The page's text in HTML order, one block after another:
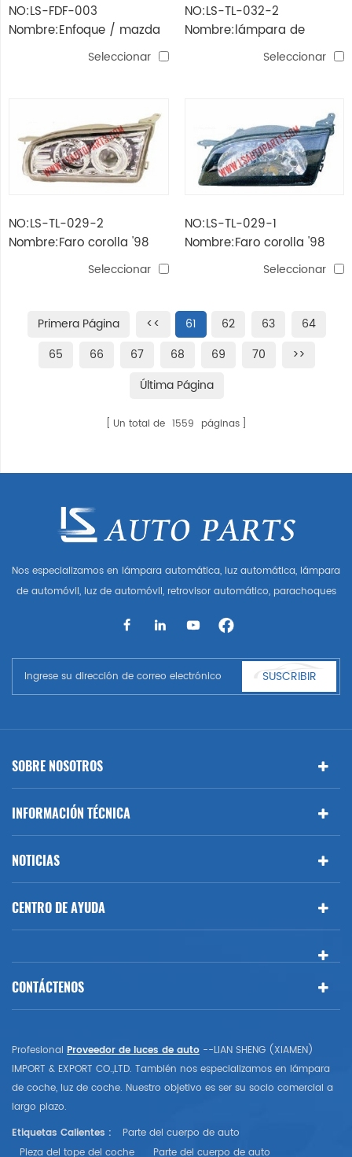
NO:LS-FDF-003
Nombre:Enfoque / mazda
3 ventilador del radiador
Seleccionar
NO:LS-TL-032-2
Nombre:lámpara de
esquina Corolla '98 negra
Seleccionar
NO:LS-TL-029-2
Nombre:Faro corolla '98
Seleccionar
NO:LS-TL-029-1
Nombre:Faro corolla '98
Seleccionar
Primera Página << 61 62 63
64
65
66 67 68 69 70
>>
Última Página
Un total de 1559 páginas
Nos especializamos en lámpara automática, luz automática, lámpara
de automóvil, luz de automóvil, retrovisor automático, parachoques
automático, parte del cuerpo automática, etc. y accesorios de
Benz, BMW
SUSCRIBIR
SOBRE NOSOTROS
INFORMACIÓN TÉCNICA
NOTICIAS
CENTRO DE AYUDA
CONTÁCTENOS
Profesional Proveedor de luces de auto --LIAN SHENG (XIAMEN)
IMPORT & EXPORT CO.,LTD. También nos especializamos en lámpara
de coche, luz de coche. Nuestro objetivo es ser su socio comercial a
largo plazo.
Etiquetas Calientes :
Parte del cuerpo de auto
Pieza del tope del coche
Parte del cuerpo de auto